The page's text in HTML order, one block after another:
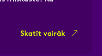
Skatīt vairāk